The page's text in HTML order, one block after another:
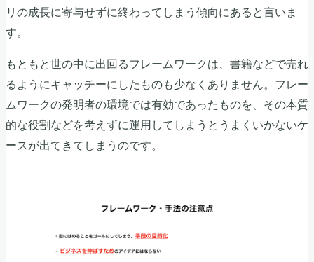
リの成長に寄与せずに終わってしまう傾向にあると言いま
す。
もともと世の中に出回るフレームワークは、書籍などで売れ
るようにキャッチーにしたものも少なくありません。フレー
ムワークの発明者の環境では有効であったものを、その本質
的な役割などを考えずに運用してしまうとうまくいかないケ
ースが出てきてしまうのです。